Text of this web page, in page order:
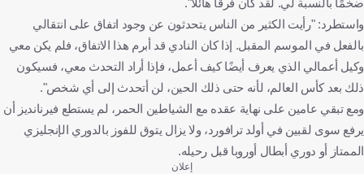
ضخمًا بالنسبة لي. لقد كان فرقًا هائلاً".
واستطرد: "رأيت الكثير من الناس يتحدثون عن وجود اتفاق على انتقالي
بالفعل في الموسم المقبل. إذا كان النادي قد أبرم هذا الاتفاق، فلم يكن معي
وكيل أعمالي الذي يعرف أيضًا كيف أعمل، فإذا أراد التحدث معي، فسيكون
ذلك بعد كأس العالم، لأنه حتى ذلك الحين، لن أتحدث إلى أي شخص".
ومع تبقي عامين على نهاية عقده مع الشياطين الحمر، لم يستطع فيرنانديز أن
يرفع سوى لقبين في أولد ترافورد، ولا يزال يتوق للفوز بالدوري الإنجليزي
الممتاز أو دوري أبطال أوروبا قبل رحيله.
إعلان